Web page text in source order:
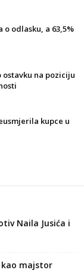
o odlasku, a 63,5%
ostavku na poziciju
kupce u
Naila Jusića i
majstor